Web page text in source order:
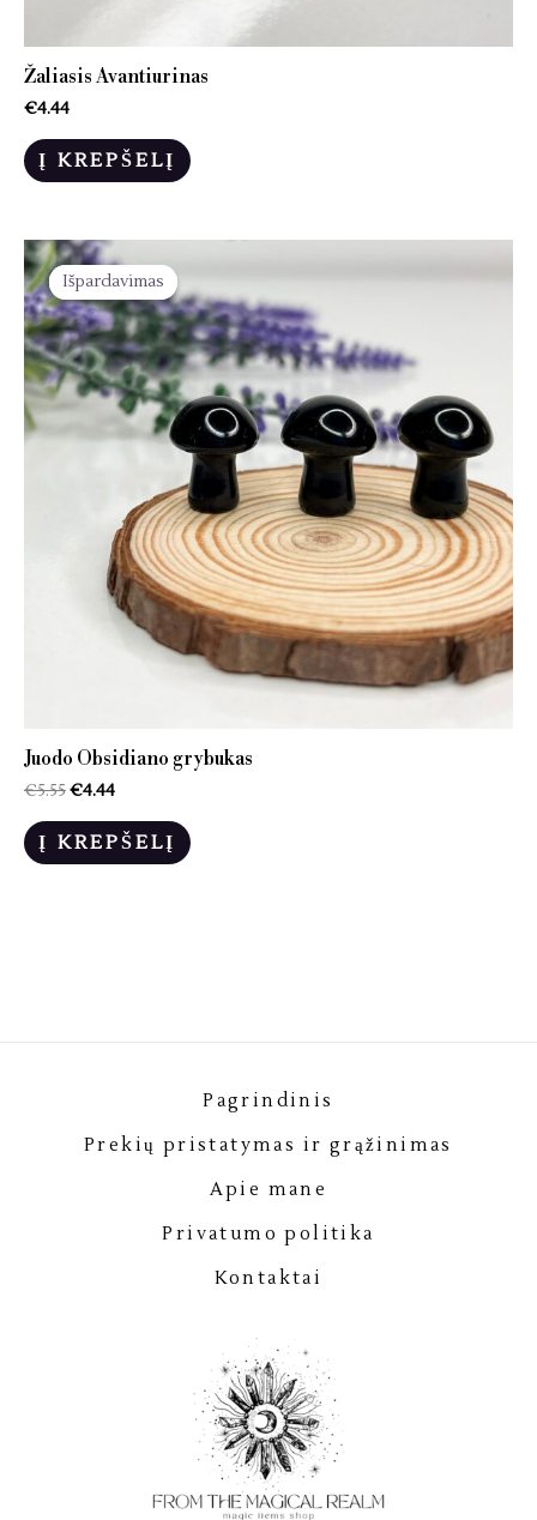
Žaliasis Avantiurinas
€4.44
Į KREPŠELĮ
Išpardavimas
Išpardavimas
Juodo Obsidiano grybukas
€5.55€4.44
Į KREPŠELĮ
Pagrindinis
Prekių pristatymas ir grąžinimas
Apie mane
Privatumo politika
Kontaktai